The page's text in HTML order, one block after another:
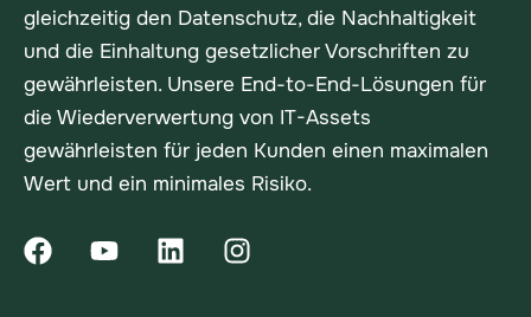
gleichzeitig den Datenschutz, die Nachhaltigkeit
und die Einhaltung gesetzlicher Vorschriften zu
gewährleisten. Unsere End-to-End-Lösungen für
die Wiederverwertung von IT-Assets
gewährleisten für jeden Kunden einen maximalen
Wert und ein minimales Risiko.